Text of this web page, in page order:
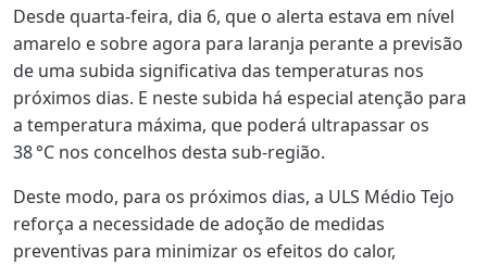
Desde quarta-feira, dia 6, que o alerta estava em nível
amarelo e sobre agora para laranja perante a previsão
de uma subida significativa das temperaturas nos
próximos dias. E neste subida há especial atenção para
a temperatura máxima, que poderá ultrapassar os
38 °C nos concelhos desta sub-região.
Deste modo, para os próximos dias, a ULS Médio Tejo
reforça a necessidade de adoção de medidas
preventivas para minimizar os efeitos do calor,